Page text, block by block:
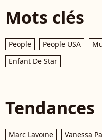
Mots clés
People People USA
Enfant De Star
Tendances
Marc Lavoine Vanessa